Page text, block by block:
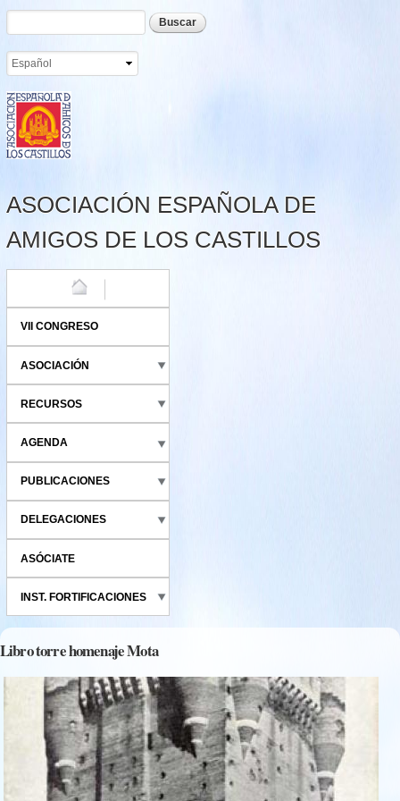
Pasar al
contenido
Formulario de búsqueda
Buscar
ASOCIACIÓN ESPAÑOLA DE
AMIGOS DE LOS CASTILLOS
VII CONGRESO
ASOCIACIÓN
RECURSOS
AGENDA
PUBLICACIONES
DELEGACIONES
ASÓCIATE
INST. FORTIFICACIONES
Libro torre homenaje Mota